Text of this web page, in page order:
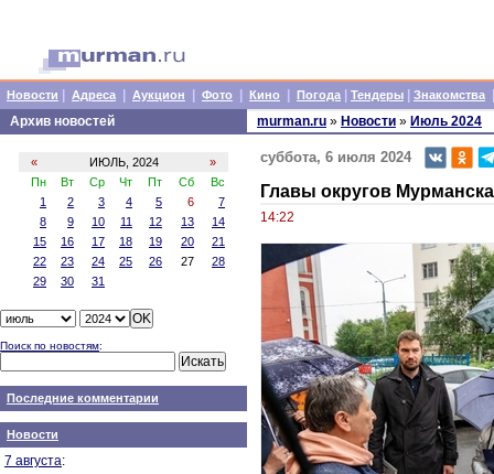
Новости Адреса Аукцион Фото Кино Погода Тендеры Знакомства
Архив новостей
« ИЮЛЬ, 2024
»
Пн
Вт Ср Чт Пт Сб
Вс
1
2 3 4 5 6
7
8
9 10 11 12 13
14
15
16 17 18 19 20
21
22
23 24 25 26 27
28
29
30 31
Поиск по новостям:
Последние комментарии
Новости
7 августа:
murman.ru » Новости » Июль 2024
суббота, 6 июля 2024
Главы округов
14:22